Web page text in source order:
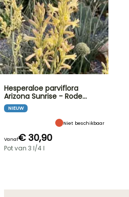
Hesperaloe parviflora
Arizona Sunrise - Rode…
NIEUW
Niet beschikbaar
Vanaf€ 30,90
Pot van 3 l/4 l